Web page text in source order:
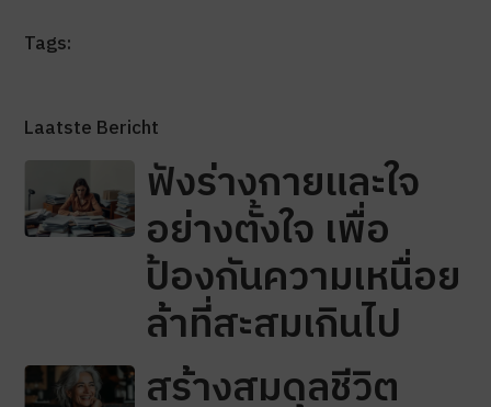
Tags:
Laatste Bericht
ฟังร่างกายและใจ
อย่างตั้งใจ เพื่อ
ป้องกันความเหนื่อย
ล้าที่สะสมเกินไป
สร้างสมดุลชีวิต